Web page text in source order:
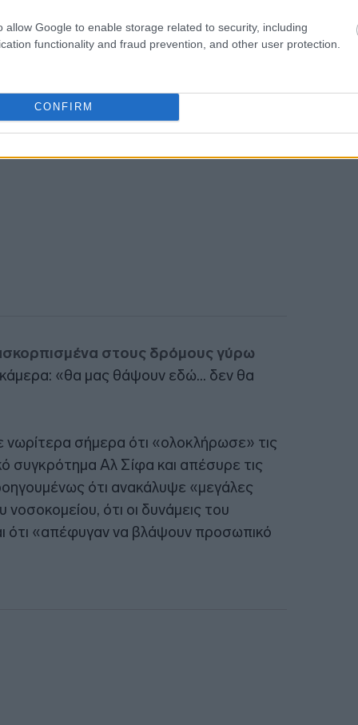
allow Google to enable storage related to security, including
functionality and fraud prevention, and other user protection.
CONFIRM
και κατεδαφίστηκαν από τις
απευθύνει έκκληση στη διεθνή
κατά του παλαιστινιακού λαού».
στους δρόμους γύρω
κάμερα: «θα μας θάψουν εδώ… δεν θα
σήμερα ότι «ολοκλήρωσε» τις
συγκρότημα Αλ Σίφα και απέσυρε τις
ότι ανακάλυψε «μεγάλες
ότι οι δυνάμεις του
ότι «απέφυγαν να βλάψουν προσωπικό